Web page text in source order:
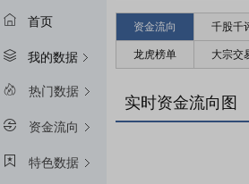
首页
我的数据
热门数据
资金流向
特色数据
资金流向 千股千
龙虎榜单 大宗交
实时资金流向图